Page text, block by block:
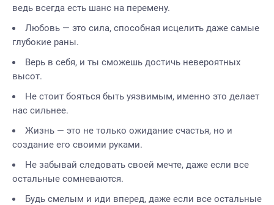
ведь всегда есть шанс на перемену.
Любовь — это сила, способная исцелить даже самые
глубокие раны.
Верь в себя, и ты сможешь достичь невероятных
высот.
Не стоит бояться быть уязвимым, именно это делает
нас сильнее.
Жизнь — это не только ожидание счастья, но и
создание его своими руками.
Не забывай следовать своей мечте, даже если все
остальные сомневаются.
Будь смелым и иди вперед, даже если все остальные